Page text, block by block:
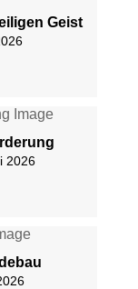
Geist
2026